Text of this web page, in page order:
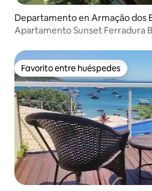
Departamento en Armação dos
Apartamento Sunset Ferradura
Favorito entre huéspedes
Favorito entre huéspedes